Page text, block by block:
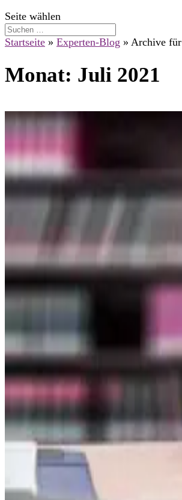
Seite wählen
Startseite » Experten-Blog » Archive
Monat: Juli 2021